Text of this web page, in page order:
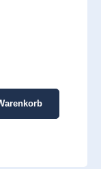
benutze die Schaltflächen